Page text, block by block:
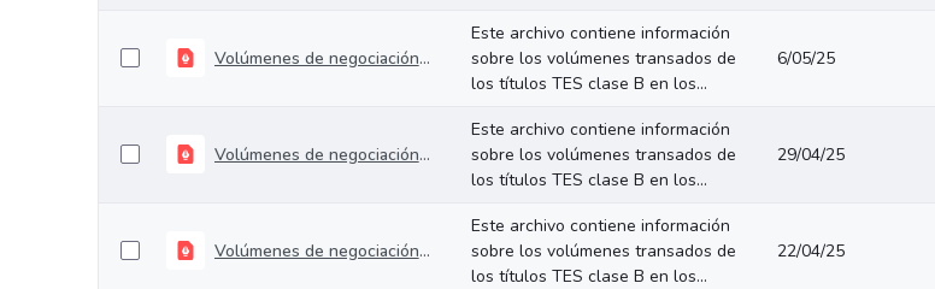
Volúmenes de negociación del 28 de abril al 02 de mayo de 2025
Este archivo contiene información
sobre los volúmenes transados de
los títulos TES clase B en los...
6/05/25
Volúmenes de negociación del 21 al 25 de abril de 2025
Este archivo contiene información
sobre los volúmenes transados de
los títulos TES clase B en los...
29/04/25
Volúmenes de negociación del 14 al 16 de abril de 2025
Este archivo contiene información
sobre los volúmenes transados de
los títulos TES clase B en los...
22/04/25